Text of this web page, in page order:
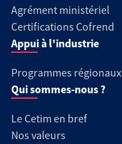
Agrément ministériel
Certifications Cofrend
Appui à l'industrie
Programmes régionaux
Qui sommes-nous ?
Le Cetim en bref
Nos valeurs